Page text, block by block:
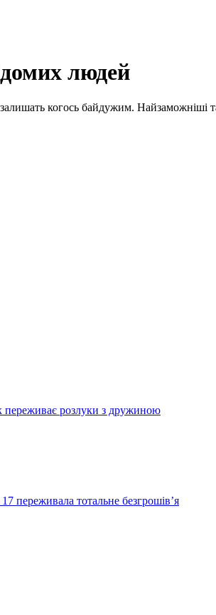
людей
когось байдужим.
переживає розлуки з дружиною
переживала тотальне безгрошів’я